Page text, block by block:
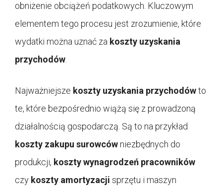
obniżenie obciążeń podatkowych. Kluczowym
elementem tego procesu jest zrozumienie, które
wydatki można uznać za koszty uzyskania
przychodów.
Najważniejsze koszty uzyskania przychodówto
te, które bezpośrednio wiążą się z prowadzoną
działalnością gospodarczą. Są to na przykład
koszty zakupu surowcówniezbędnych do
produkcji, koszty wynagrodzeń pracowników
czy koszty amortyzacji sprzętu i maszyn